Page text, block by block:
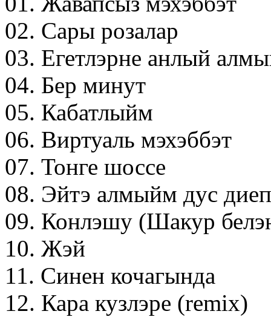
02. Сары розалар
03. Егетлэрне анлый
04. Бер минут
05. Кабатлыйм
06. Виртуаль мэхэббэт
07. Тонге шоссе
08. Эйтэ алмыйм дус диеп
09. Конлэшу (Шакур
10. Жэй
11. Синен кочагында
12. Кара кузлэре (remix)